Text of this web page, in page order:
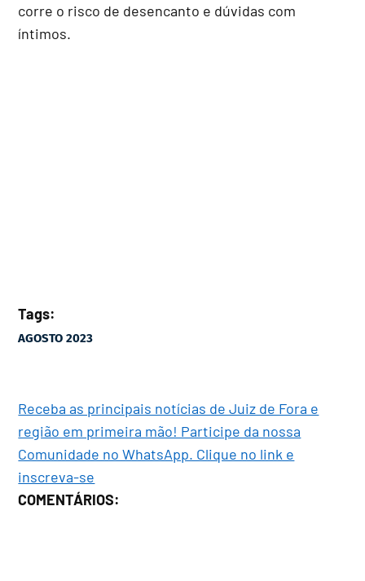
corre o risco de desencanto e dúvidas com
íntimos.
Tags:
AGOSTO 2023
Receba as principais notícias de Juiz de Fora e
região em primeira mão! Participe da nossa
Comunidade no WhatsApp. Clique no link e
inscreva-se
COMENTÁRIOS: